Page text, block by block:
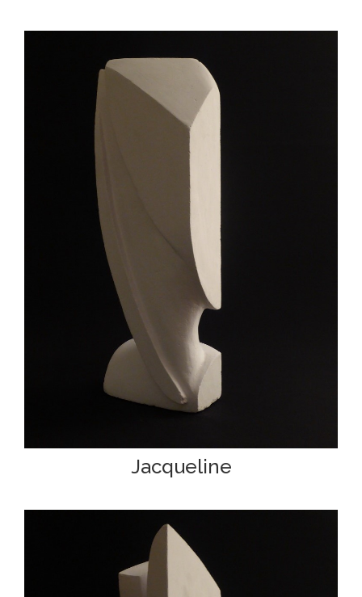
Jacqueline